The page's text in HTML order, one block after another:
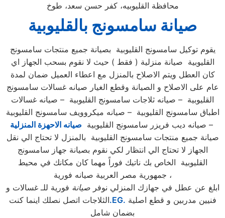
محافظة القليوبيه، كفر حسن سعد، طوخ
صيانة سامسونج بالقليوبية
يقوم توكيل سامسونج القليوبية بصيانة جميع منتجات سامسونج
القليوبية صيانة منزلية ( فقط ) حيث لا نقوم بسحب الجهاز اي
كان العطل ويتم الاصلاح بالمنزل مع اعطاء العميل ضمان لمدة
عام على الاصلاح و الصيانة وقطع الغيار صيانه غسالات سامسونج
القليوبية – صيانه ثلاجات سامسونج القليوبية – صيانه غسالات
اطباق سامسونج القليوبية – صيانه ميكروويف سامسونج القليوبية
– صيانه ديب فريزر سامسونج القليوبية صيانه الاحهزة المنزلية
صيانة جميع منتجات سامسونج القليوبية بالمنزل لا تحتاج الي نقل
الجهاز لا تحتاج الي انتظار لكي نقوم بصيانة جهاز سامسونج
القليوبية الخاص بك ناتيك فوراً مهما كان مكانك في محيط
جمهورية مصر العربية صيانه فورية ،
ابلغ عن عطل في جهازك المنزلي نوفرصيانة فورية للـ غسالات و
الثلاجات اتصل نصلك اينما كنت.EG.
بضمان شامل